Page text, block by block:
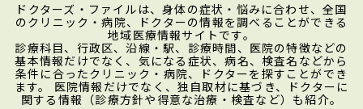
ドクターズ・ファイルは、身体の症状・悩みに合わせ、全国
のクリニック・病院、ドクターの情報を調べることができる
地域医療情報サイトです。
診療科目、行政区、沿線・駅、診療時間、医院の特徴などの
基本情報だけでなく、気になる症状、病名、検査名などから
条件に合ったクリニック・病院、ドクターを探すことができ
ます。 医院情報だけでなく、独自取材に基づき、ドクターに
関する情報（診療方針や得意な治療・検査など）も紹介。